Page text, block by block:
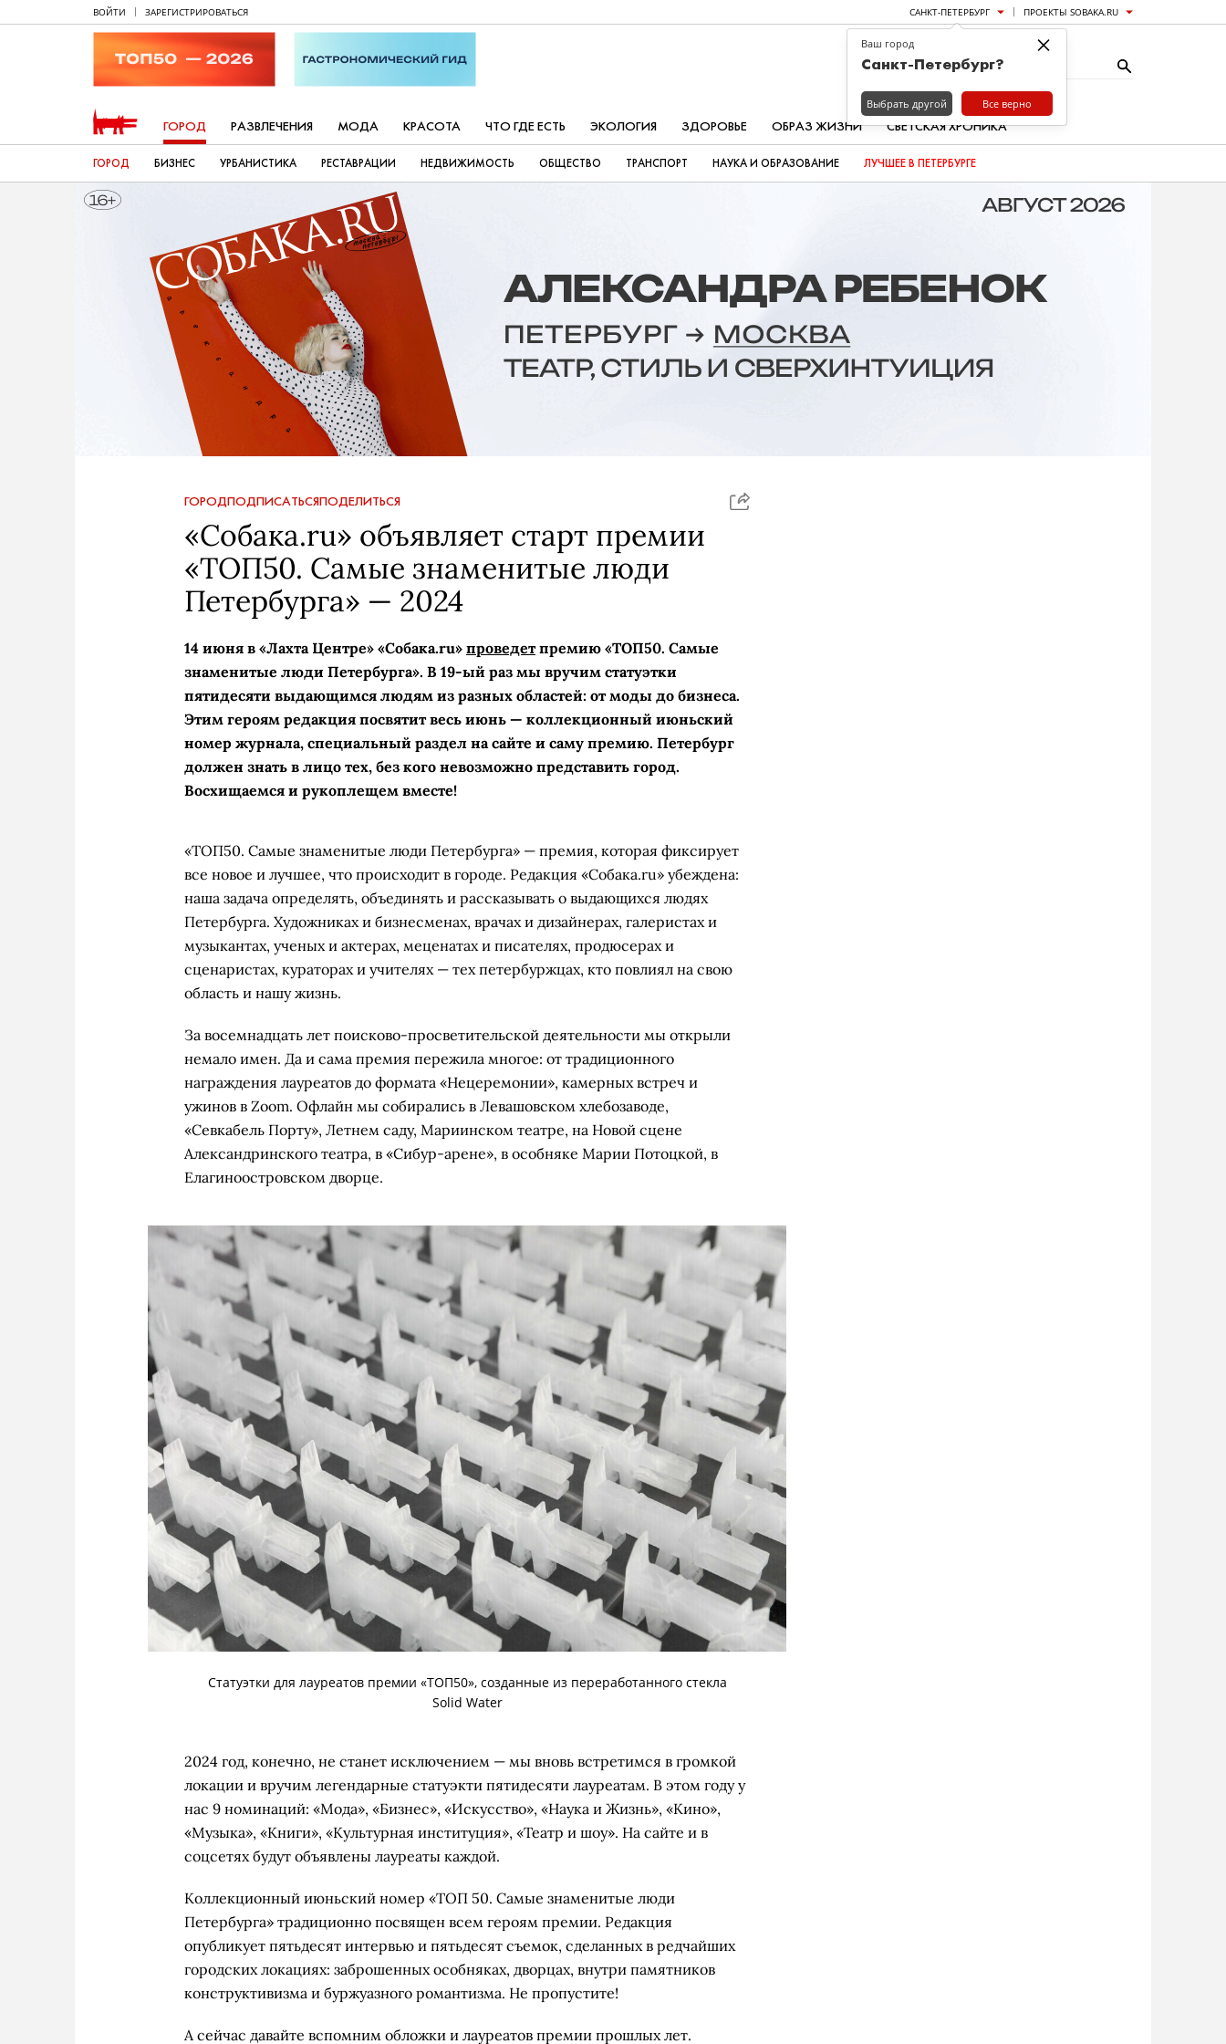
ВОЙТИ ЗАРЕГИСТРИРОВАТЬСЯ САНКТ-ПЕТЕРБУРГ ПРОЕКТЫ SOBAKA.RU
ГОРОД РАЗВЛЕЧЕНИЯ МОДА КРАСОТА ЧТО ГДЕ ЕСТЬ ЭКОЛОГИЯ ЗДОРОВЬЕ ОБРАЗ ЖИЗНИ СВЕТСКАЯ ХРОНИКА
ГОРОД БИЗНЕС УРБАНИСТИКА РЕСТАВРАЦИИ НЕДВИЖИМОСТЬ ОБЩЕСТВО ТРАНСПОРТ НАУКА И ОБРАЗОВАНИЕ ЛУЧШЕЕ В ПЕТЕРБУРГЕ
ГОРОДПОДПИСАТЬСЯПОДЕЛИТЬСЯ
«Собака.ru» объявляет старт премии
«ТОП50. Самые знаменитые люди
Петербурга» — 2024
14 июня в «Лахта Центре» «Собака.ru» проведетпремию «ТОП50. Самые
знаменитые люди Петербурга». В 19-ый раз мы вручим статуэтки
пятидесяти выдающимся людям из разных областей: от моды до бизнеса.
Этим героям редакция посвятит весь июнь — коллекционный июньский
номер журнала, специальный раздел на сайте и саму премию. Петербург
должен знать в лицо тех, без кого невозможно представить город.
Восхищаемся и рукоплещем вместе!
«ТОП50. Самые знаменитые люди Петербурга» — премия, которая фиксирует
все новое и лучшее, что происходит в городе. Редакция «Собака.ru» убеждена:
наша задача определять, объединять и рассказывать о выдающихся людях
Петербурга. Художниках и бизнесменах, врачах и дизайнерах, галеристах и
музыкантах, ученых и актерах, меценатах и писателях, продюсерах и
сценаристах, кураторах и учителях — тех петербуржцах, кто повлиял на свою
область и нашу жизнь.
За восемнадцать лет поисково-просветительской деятельности мы открыли
немало имен. Да и сама премия пережила многое: от традиционного
награждения лауреатов до формата «Нецеремонии», камерных встреч и
ужинов в Zoom. Офлайн мы собирались в Левашовском хлебозаводе,
«Севкабель Порту», Летнем саду, Мариинском театре, на Новой сцене
Александринского театра, в «Сибур-арене», в особняке Марии Потоцкой, в
Елагиноостровском дворце.
Статуэтки для лауреатов премии «ТОП50», созданные из переработанного стекла
Solid Water
2024 год, конечно, не станет исключением — мы вновь встретимся в громкой
локации и вручим легендарные статуэкти пятидесяти лауреатам. В этом году у
нас 9 номинаций: «Мода», «Бизнес», «Искусство», «Наука и Жизнь», «Кино»,
«Музыка», «Книги», «Культурная институция», «Театр и шоу». На сайте и в
соцсетях будут объявлены лауреаты каждой.
Коллекционный июньский номер «ТОП 50. Самые знаменитые люди
Петербурга» традиционно посвящен всем героям премии. Редакция
опубликует пятьдесят интервью и пятьдесят съемок, сделанных в редчайших
городских локациях: заброшенных особняках, дворцах, внутри памятников
конструктивизма и буржуазного романтизма. Не пропустите!
А сейчас давайте вспомним обложки и лауреатов премии прошлых лет.
×
Ваш город
Санкт-Петербург?
Выбрать другой Все верно